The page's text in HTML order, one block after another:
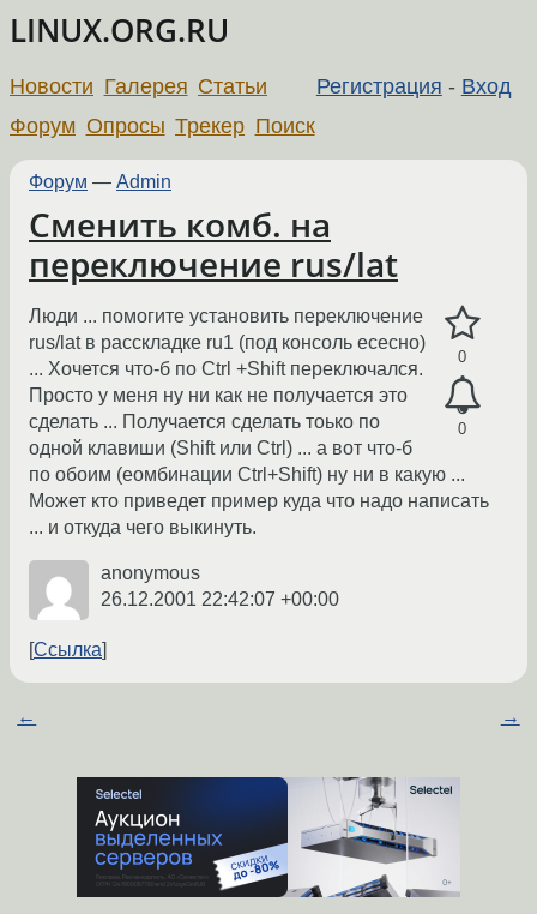
LINUX.ORG.RU
Регистрация - Вход
Новости Галерея Статьи
Форум Опросы Трекер Поиск
Форум — Admin
Сменить комб. на
переключение rus/lat
0
0
Люди ... помогите установить переключение
rus/lat в расскладке ru1 (под консоль есесно)
... Хочется что-б по Ctrl +Shift переключался.
Просто у меня ну ни как не получается это
сделать ... Получается сделать тоько по
одной клавиши (Shift или Ctrl) ... а вот что-б
по обоим (еомбинации Ctrl+Shift) ну ни в какую ...
Может кто приведет пример куда что надо написать
... и откуда чего выкинуть.
anonymous
26.12.2001 22:42:07 +00:00
Ссылка
← →